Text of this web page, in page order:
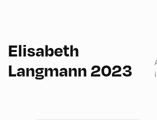
Elisabeth
Langmann 2023